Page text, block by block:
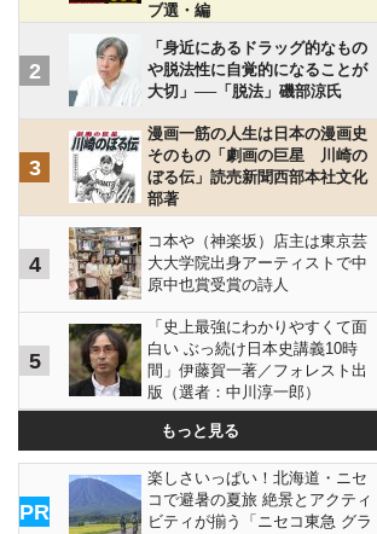
ブ選・編
2
「身近にあるドラッグ的なもの
や脱法性に自覚的になることが
大切」──「脱法」磯部涼氏
3
漫画一筋の人生は日本の漫画史
そのもの「劇画の巨星 川崎の
ぼる伝」読売新聞西部本社文化
部著
4
コ本や（神楽坂）店主は東京芸
大大学院出身アーティストで中
原中也賞受賞の詩人
5
「史上最強にわかりやすくて面
白い ぶっ続け日本史講義10時
間」伊藤賀一著／フォレスト出
版（選者：中川淳一郎）
もっと見る
PR
楽しさいっぱい！北海道・ニセ
コで避暑の夏旅 絶景とアクティ
ビティが揃う「ニセコ東急 グラ